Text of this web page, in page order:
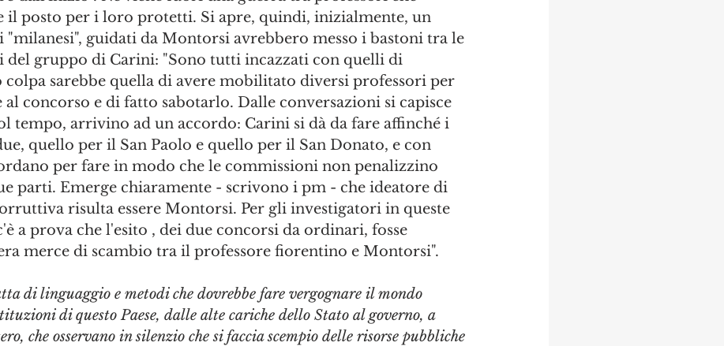
il posto per i loro protetti. Si apre, quindi, inizialmente, un
guidati da Montorsi avrebbero messo i bastoni tra le
del gruppo di Carini: "Sono tutti incazzati con quelli di
sarebbe quella di avere mobilitato diversi professori per
concorso e di fatto sabotarlo. Dalle conversazioni si capisce
tempo, arrivino ad un accordo: Carini si dà da fare affinché i
quello per il San Paolo e quello per il San Donato, e con
per fare in modo che le commissioni non penalizzino
parti. Emerge chiaramente - scrivono i pm - che ideatore di
risulta essere Montorsi. Per gli investigatori in queste
a prova che l'esito , dei due concorsi da ordinari, fosse
merce di scambio tra il professore fiorentino e Montorsi".
di linguaggio e metodi che dovrebbe fare vergognare il mondo
di questo Paese, dalle alte cariche dello Stato al governo, a
che osservano in silenzio che si faccia scempio delle risorse pubbliche